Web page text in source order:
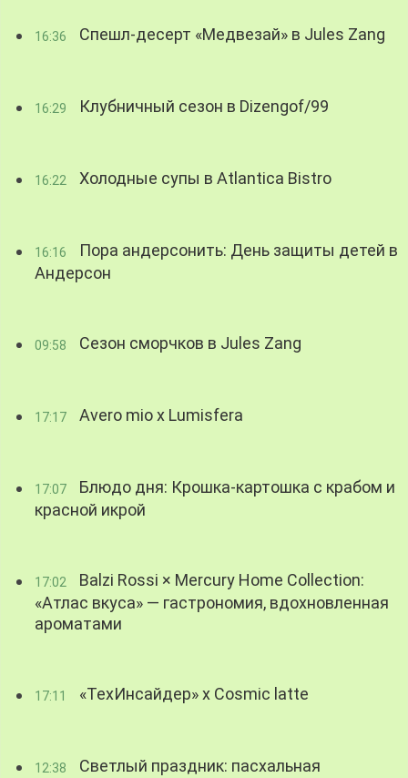
16:36 Спешл-десерт «Медвезай» в Jules Zang
16:29 Клубничный сезон в Dizengof/99
16:22 Холодные супы в Atlantica Bistro
16:16
Пора андерсонить: День защиты детей в
Андерсон
09:58 Сезон сморчков в Jules Zang
17:17 Avero mio x Lumisfera
17:07
Блюдо дня: Крошка-картошка с крабом и
красной икрой
17:02
Balzi Rossi × Mercury Home Collection:
«Атлас вкуса» — гастрономия, вдохновленная
ароматами
17:11 «ТехИнсайдер» х Cosmic latte
12:38
Светлый праздник: пасхальная